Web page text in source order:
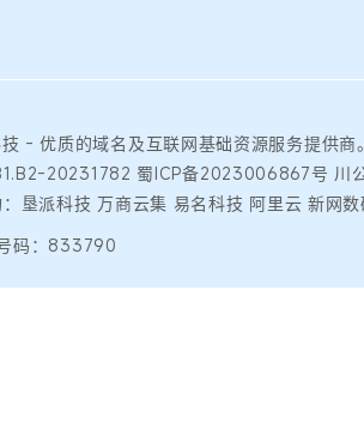
- 优质的域名 及互联网基础资源服务提供商
20231782 蜀ICP备2023006867号 川
垦派科技 万商云集 易名科技 阿里云 新网
码：833790